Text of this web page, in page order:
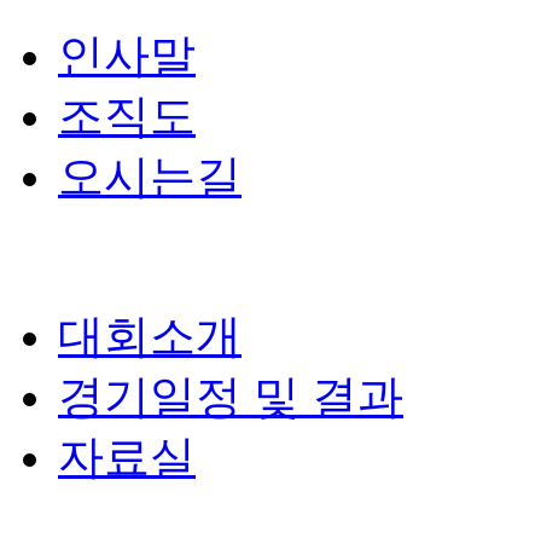
인사말
조직도
오시는길
대회소개
경기일정 및 결과
자료실